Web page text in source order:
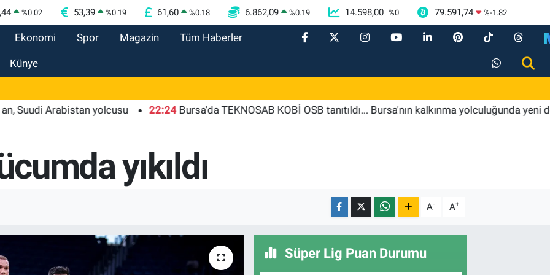
%0.02 53,39 %0.19 61,60 %0.18 6.862,09 %0.19 14.598,00 %0 79.591,74 %-1.82
Ekonomi Spor Magazin Tüm Haberler
Künye
Arabistan yolcusu 22:24 Bursa'da TEKNOSAB KOBİ OSB tanıtıldı... Bursa'nın kalkınma yolculuğunda yeni dönem
yıkıldı
A- A+
Süper Lig Puan Durumu